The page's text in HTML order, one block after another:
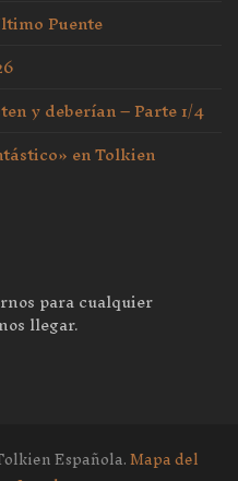
Puente
y deberían – Parte 1/4
en Tolkien
para cualquier
llegar.
Española.Mapa del